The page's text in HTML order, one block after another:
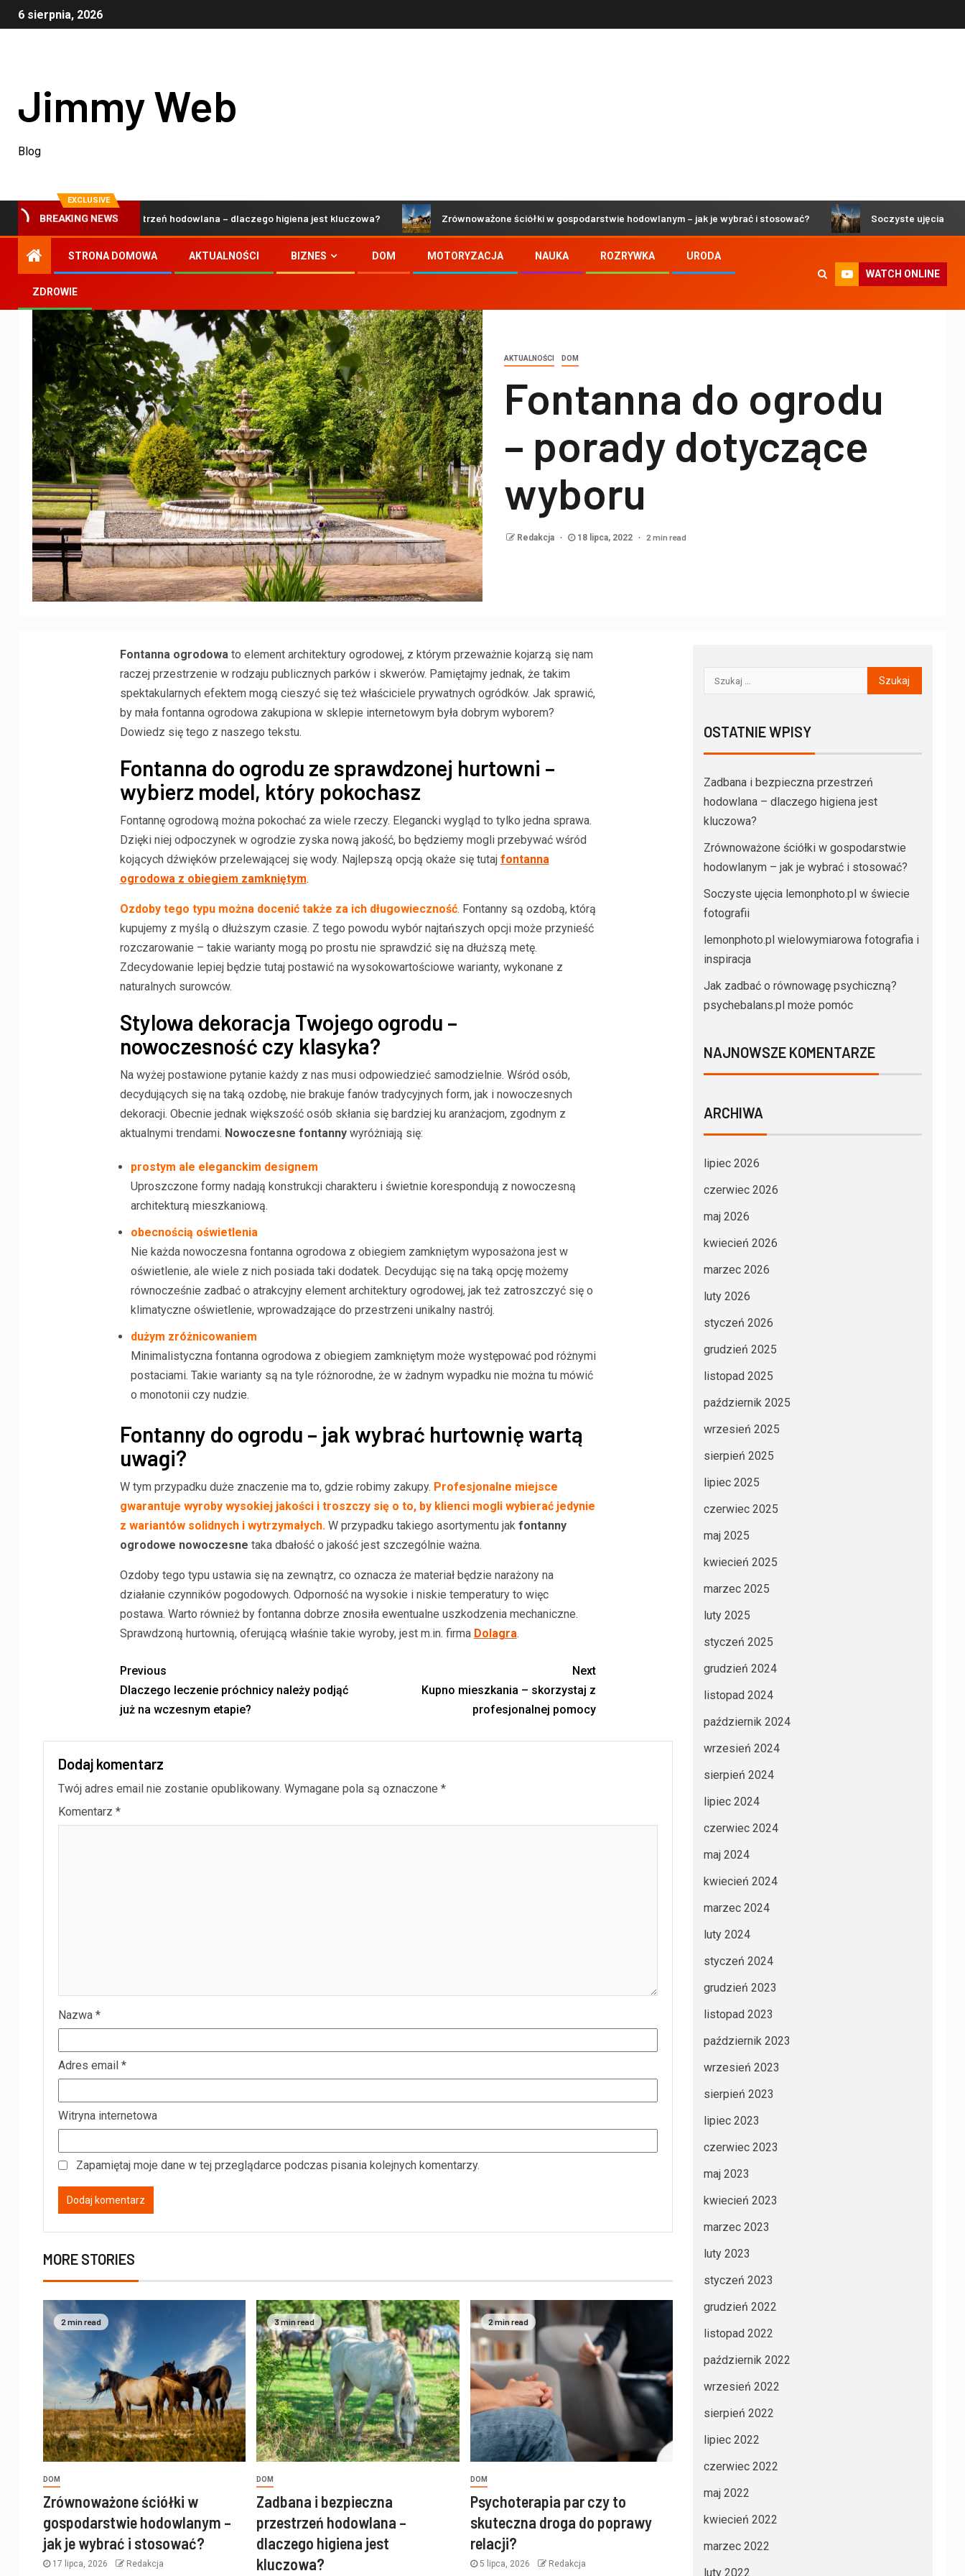
6 sierpnia, 2026
Jimmy Web
Blog
EXCLUSIVE
BREAKING NEWS
i bezpieczna przestrzeń hodowlana – dlaczego higiena jest kluczowa? Zrównoważone ściółki w gospodarstwie hodowlanym – jak je wybrać i stosować? Soczyste ujęcia
STRONA DOMOWA AKTUALNOŚCI BIZNES DOM MOTORYZACJA NAUKA ROZRYWKA URODA
ZDROWIE
WATCH ONLINE
AKTUALNOŚCI DOM
Fontanna do ogrodu
– porady dotyczące
wyboru
Redakcja 18 lipca, 2022 2 min read
Fontanna ogrodowato element architektury ogrodowej, z którym przeważnie kojarzą się nam
raczej przestrzenie w rodzaju publicznych parków i skwerów. Pamiętajmy jednak, że takim
spektakularnych efektem mogą cieszyć się też właściciele prywatnych ogródków. Jak sprawić,
by mała fontanna ogrodowa zakupiona w sklepie internetowym była dobrym wyborem?
Dowiedz się tego z naszego tekstu.
Fontanna do ogrodu ze sprawdzonej hurtowni –
wybierz model, który pokochasz
Fontannę ogrodową można pokochać za wiele rzeczy. Elegancki wygląd to tylko jedna sprawa.
Dzięki niej odpoczynek w ogrodzie zyska nową jakość, bo będziemy mogli przebywać wśród
kojących dźwięków przelewającej się wody. Najlepszą opcją okaże się tutaj fontanna
ogrodowa z obiegiem zamkniętym.
Ozdoby tego typu można docenić także za ich długowieczność. Fontanny są ozdobą, którą
kupujemy z myślą o dłuższym czasie. Z tego powodu wybór najtańszych opcji może przynieść
rozczarowanie – takie warianty mogą po prostu nie sprawdzić się na dłuższą metę.
Zdecydowanie lepiej będzie tutaj postawić na wysokowartościowe warianty, wykonane z
naturalnych surowców.
Stylowa dekoracja Twojego ogrodu –
nowoczesność czy klasyka?
Na wyżej postawione pytanie każdy z nas musi odpowiedzieć samodzielnie. Wśród osób,
decydujących się na taką ozdobę, nie brakuje fanów tradycyjnych form, jak i nowoczesnych
dekoracji. Obecnie jednak większość osób skłania się bardziej ku aranżacjom, zgodnym z
aktualnymi trendami. Nowoczesne fontannywyróżniają się:
prostym ale eleganckim designem
Uproszczone formy nadają konstrukcji charakteru i świetnie korespondują z nowoczesną
architekturą mieszkaniową.
obecnością oświetlenia
Nie każda nowoczesna fontanna ogrodowa z obiegiem zamkniętym wyposażona jest w
oświetlenie, ale wiele z nich posiada taki dodatek. Decydując się na taką opcję możemy
równocześnie zadbać o atrakcyjny element architektury ogrodowej, jak też zatroszczyć się o
klimatyczne oświetlenie, wprowadzające do przestrzeni unikalny nastrój.
dużym zróżnicowaniem
Minimalistyczna fontanna ogrodowa z obiegiem zamkniętym może występować pod różnymi
postaciami. Takie warianty są na tyle różnorodne, że w żadnym wypadku nie można tu mówić
o monotonii czy nudzie.
Fontanny do ogrodu – jak wybrać hurtownię wartą
uwagi?
W tym przypadku duże znaczenie ma to, gdzie robimy zakupy. Profesjonalne miejsce
gwarantuje wyroby wysokiej jakości i troszczy się o to, by klienci mogli wybierać jedynie
z wariantów solidnych i wytrzymałych.W przypadku takiego asortymentu jak fontanny
ogrodowe nowoczesne taka dbałość o jakość jest szczególnie ważna.
Ozdoby tego typu ustawia się na zewnątrz, co oznacza że materiał będzie narażony na
działanie czynników pogodowych. Odporność na wysokie i niskie temperatury to więc
postawa. Warto również by fontanna dobrze znosiła ewentualne uszkodzenia mechaniczne.
Sprawdzoną hurtownią, oferującą właśnie takie wyroby, jest m.in. firma Dolagra.
Previous
Dlaczego leczenie próchnicy należy podjąć
już na wczesnym etapie?
Next
Kupno mieszkania – skorzystaj z
profesjonalnej pomocy
Dodaj komentarz
Twój adres email nie zostanie opublikowany. Wymagane pola są oznaczone *
Komentarz *
Nazwa *
Adres email *
Witryna internetowa
Zapamiętaj moje dane w tej przeglądarce podczas pisania kolejnych komentarzy.
MORE STORIES
2 min read
DOM
Zrównoważone ściółki w
gospodarstwie hodowlanym –
jak je wybrać i stosować?
17 lipca, 2026 Redakcja
3 min read
DOM
Zadbana i bezpieczna
przestrzeń hodowlana –
dlaczego higiena jest
kluczowa?
2 min read
DOM
Psychoterapia par czy to
skuteczna droga do poprawy
relacji?
5 lipca, 2026 Redakcja
OSTATNIE WPISY
Zadbana i bezpieczna przestrzeń
hodowlana – dlaczego higiena jest
kluczowa?
Zrównoważone ściółki w gospodarstwie
hodowlanym – jak je wybrać i stosować?
Soczyste ujęcia lemonphoto.pl w świecie
fotografii
lemonphoto.pl wielowymiarowa fotografia i
inspiracja
Jak zadbać o równowagę psychiczną?
psychebalans.pl może pomóc
NAJNOWSZE KOMENTARZE
ARCHIWA
lipiec 2026
czerwiec 2026
maj 2026
kwiecień 2026
marzec 2026
luty 2026
styczeń 2026
grudzień 2025
listopad 2025
październik 2025
wrzesień 2025
sierpień 2025
lipiec 2025
czerwiec 2025
maj 2025
kwiecień 2025
marzec 2025
luty 2025
styczeń 2025
grudzień 2024
listopad 2024
październik 2024
wrzesień 2024
sierpień 2024
lipiec 2024
czerwiec 2024
maj 2024
kwiecień 2024
marzec 2024
luty 2024
styczeń 2024
grudzień 2023
listopad 2023
październik 2023
wrzesień 2023
sierpień 2023
lipiec 2023
czerwiec 2023
maj 2023
kwiecień 2023
marzec 2023
luty 2023
styczeń 2023
grudzień 2022
listopad 2022
październik 2022
wrzesień 2022
sierpień 2022
lipiec 2022
czerwiec 2022
maj 2022
kwiecień 2022
marzec 2022
luty 2022